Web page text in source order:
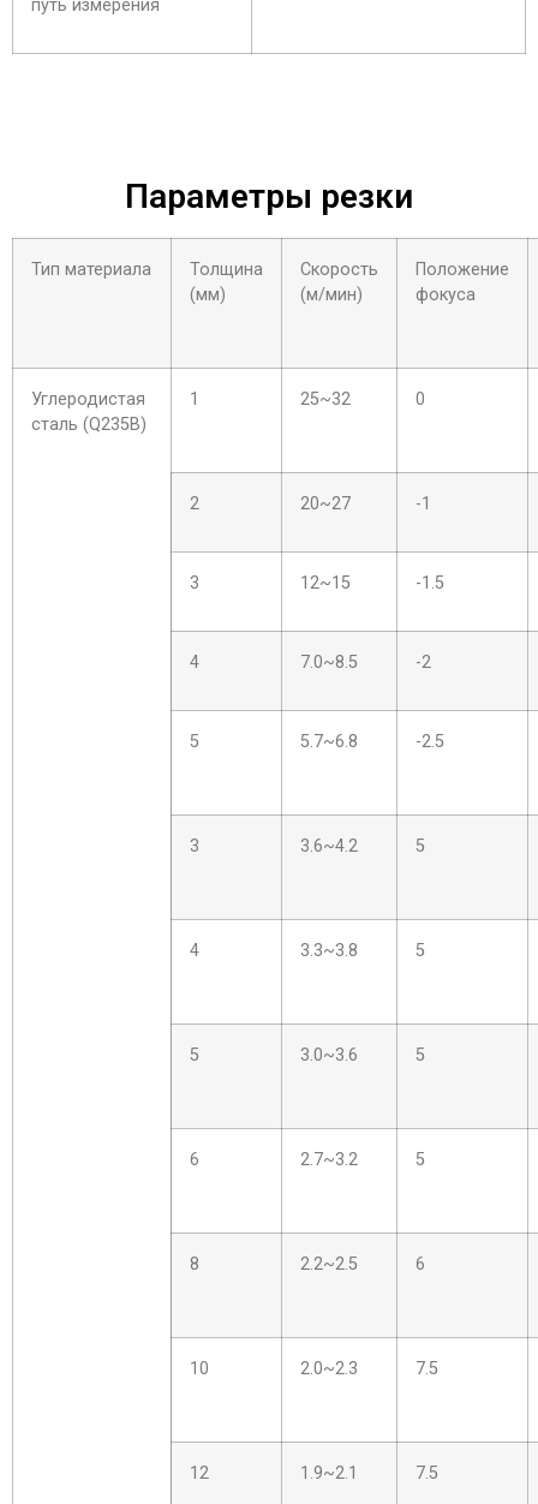
путь измерения
Параметры резки
Тип материала
Толщина
(мм)
Скорость
(м/мин)
Положение
фокуса
Углеродистая
сталь (Q235B)
1 25~32 0
2 20~27 -1
3 12~15 -1.5
4 7.0~8.5 -2
5 5.7~6.8 -2.5
3 3.6~4.2 5
4 3.3~3.8 5
5 3.0~3.6 5
6 2.7~3.2 5
8 2.2~2.5 6
10 2.0~2.3 7.5
12 1.9~2.1 7.5